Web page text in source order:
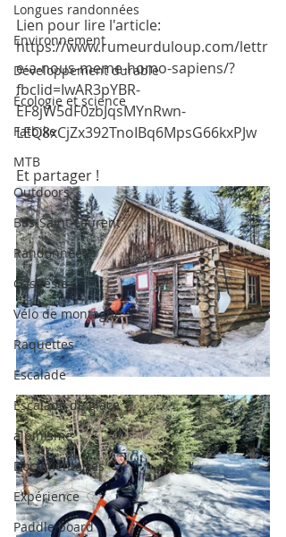
Longues randonnées
Environnement
Développement durable
Écologie et science
Fatbike
MTB
Outdoors
Bas-Saint-Laurent
Randonnée
Gaspésie
Vélo de montagne
Raquettes
Escalade
Escalade de glace
alpinisme
Documentaires
Expérience
Paddle board
Lien pour lire l'article:
https://www.rumeurduloup.com/lettr
e-a-nous-meme-homo-sapiens/?
fbclid=IwAR3pYBR-
EF8jW5dF0zbJqsMYnRwn-
LEQ8xCjZx392TnoIBq6MpsG66kxPJw
Et partager !